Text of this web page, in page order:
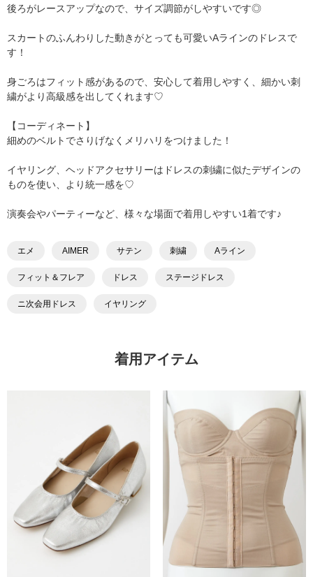
後ろがレースアップなので、サイズ調節がしやすいです◎
スカートのふんわりした動きがとっても可愛いAラインのドレスで
す！
身ごろはフィット感があるので、安心して着用しやすく、細かい刺
繍がより高級感を出してくれます♡
【コーディネート】
細めのベルトでさりげなくメリハリをつけました！
イヤリング、ヘッドアクセサリーはドレスの刺繍に似たデザインの
ものを使い、より統一感を♡
演奏会やパーティーなど、様々な場面で着用しやすい1着です♪
エメ AIMER サテン 刺繍 Aライン
フィット＆フレア ドレス ステージドレス
ニ次会用ドレス イヤリング
着用アイテム